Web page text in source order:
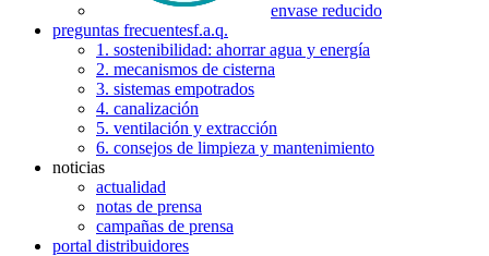
envase reducido
preguntas frecuentesf.a.q.
1. sostenibilidad: ahorrar agua y energía
2. mecanismos de cisterna
3. sistemas empotrados
4. canalización
5. ventilación y extracción
6. consejos de limpieza y mantenimiento
noticias
actualidad
notas de prensa
campañas de prensa
portal distribuidores